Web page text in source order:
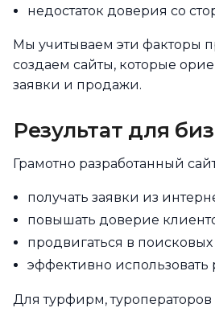
недостаток доверия со
Мы учитываем эти факторы
создаем сайты, которые
заявки и продажи.
Результат для
Грамотно разработанный
получать заявки из
повышать доверие
продвигаться в поисковых
эффективно использовать
Для турфирм, туроператоров